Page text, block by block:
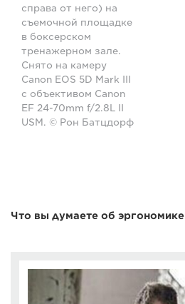
справа от него) на
съемочной площадке
в боксерском
тренажерном зале.
Снято на камеру
Canon EOS 5D Mark III
с объективом Canon
EF 24-70mm f/2.8L II
USM. © Рон Батцдорф
Что вы думаете об эргономике